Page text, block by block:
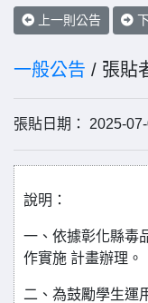
上一則公告
一般公告 / 張貼
張貼日期： 2025-
說明：
一、依據彰化縣毒
作實施 計畫辦理。
二、為鼓勵學生運